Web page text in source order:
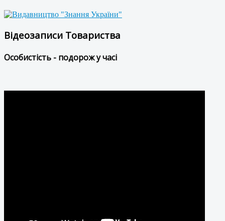
Відеозаписи Товариства
Особистість - подорож у часі